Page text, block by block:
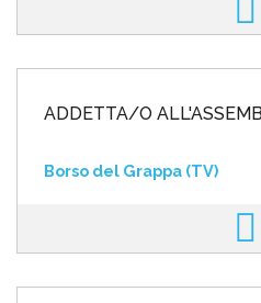
ADDETTA/O
Borso del Grappa (TV)